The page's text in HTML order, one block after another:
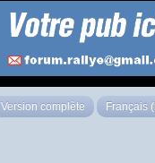
Version complète Français